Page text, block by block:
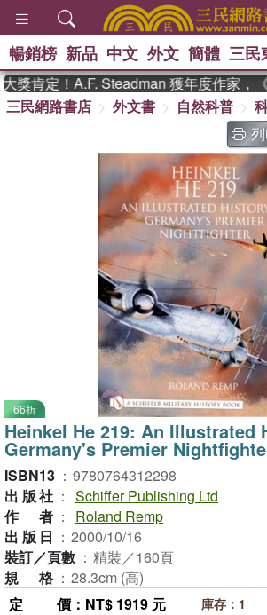
熱搜： 東野圭吾
、 如果
國際布
念華 、 台灣的
孩：黎曼猜想 、
暢銷榜 新品 中文 外文 簡體 三民
肯定！A.F. Steadman 獲年度作家，《
三民網路書店
外文書 自然科普
66折
Heinkel He 219: An Illustrated
Germany's Premier
ISBN13 ： 9780764312298
出版社 ： Schiffer Publishing Ltd
作者 ：
Roland Remp
出版日 ： 2000/10/16
裝訂／頁數 ： 精裝／160頁
規格 ： 28.3cm (高)
定價 ：NT$ 1919 元
庫存：1